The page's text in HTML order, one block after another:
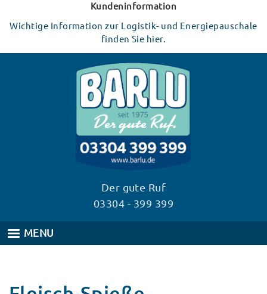
Inhalt
Kundeninformation
Wichtige Information zur Logistik- und Energiepauschale
finden Sie hier.
Der gute Ruf
03304 - 399 399
MENU